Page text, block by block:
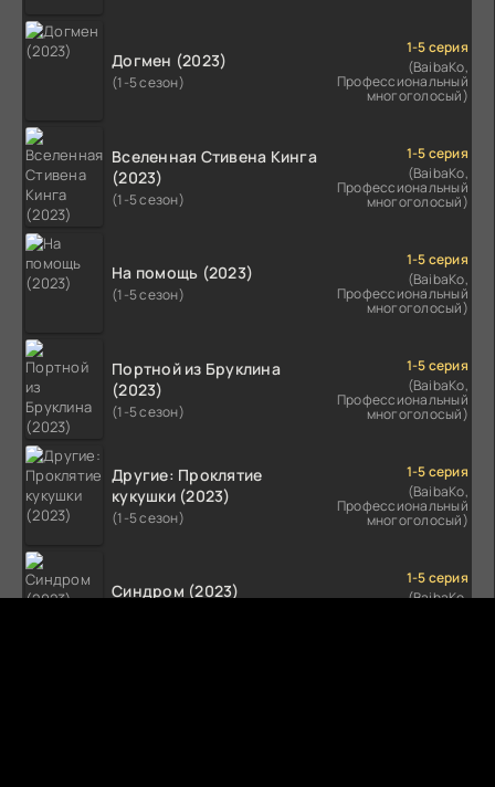
Догмен (2023)
(1-5 сезон)
1-5 серия
(BaibaKo,
Профессиональный
многоголосый)
Вселенная Стивена Кинга
(2023)
(1-5 сезон)
1-5 серия
(BaibaKo,
Профессиональный
многоголосый)
На помощь (2023)
(1-5 сезон)
1-5 серия
(BaibaKo,
Профессиональный
многоголосый)
Портной из Бруклина
(2023)
(1-5 сезон)
1-5 серия
(BaibaKo,
Профессиональный
многоголосый)
Другие: Проклятие
кукушки (2023)
(1-5 сезон)
1-5 серия
(BaibaKo,
Профессиональный
многоголосый)
Синдром (2023)
1-5 серия
(BaibaKo,